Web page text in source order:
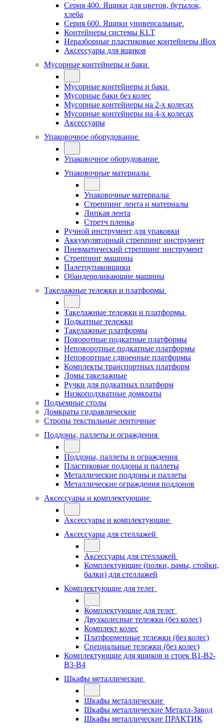
Серия 400. Ящики для цветов, бутылок,
хлеба
Серия 600. Ящики универсальные.
Контейнеры системы KLT
Неразборные пластиковые контейнеры iBox
Аксессуары для ящиков
Мусорные контейнеры и баки
Мусорные контейнеры и баки
Мусорные баки без колес
Мусорные контейнеры на 2-х колесах
Мусорные контейнеры на 4-х колесах
Аксессуары
Упаковочное оборудование
Упаковочное оборудование
Упаковочные материалы
Упаковочные материалы
Стреппинг лента и материалы
Липкая лента
Стретч пленка
Ручной инструмент для упаковки
Аккумуляторный стреппинг инструмент
Пневматический стреппинг инструмент
Стреппинг машины
Палетоупаковщики
Обандероливающие машины
Такелажные тележки и платформы
Такелажные тележки и платформы
Подкатные тележки
Такелажные платформы
Поворотные подкатные платформы
Неповоротные подкатные платформы
Неповортные сдвоенные платформы
Комплекты транспортных платформ
Ломы такелажные
Ручки для подкатных платформ
Низкоподхватные домкраты
Подъемные столы
Домкраты гидравлические
Стропы текстильные ленточные
Поддоны, паллеты и ограждения
Поддоны, паллеты и ограждения
Пластиковые поддоны и паллеты
Металлические поддоны и паллеты
Металлические ограждения поддонов
Аксессуары и комплектующие
Аксессуары и комплектующие
Аксессуары для стеллажей
Аксессуары для стеллажей
Комплектующие (полки, рамы, стойки,
балки) для стеллажей
Комплектующие для телег
Комплектующие для телег
Двухколесные тележки (без колес)
Комплект колес
Платформенные тележки (без колес)
Специальные тележки (без колес)
Комплектующие для ящиков и стоек В1-В2-
В3-В4
Шкафы металлические
Шкафы металлические
Шкафы металлические Металл-Завод
Шкафы металлические ПРАКТИК